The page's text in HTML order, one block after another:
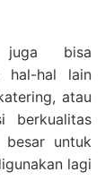
juga bisa
hal-hal lain
atau
berkualitas
besar untuk
lagi